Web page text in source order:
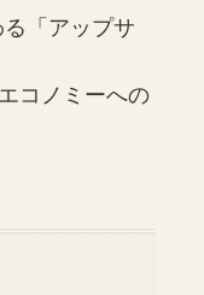
「アップサ
コノミーへの